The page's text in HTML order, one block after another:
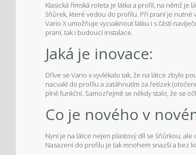
Klasická římská roleta je látka a profil, na němž
šňůrek, které vedou do profilu. Při praní je nutné
Vario X umožňuje vycvaknout látku i s částí
praní, tak i budoucí instalace.
Jaká je inovace:
Dříve se Vario x vyvlékalo tak, že na látce zbylo
nacvakl do profilu a zatáhnutím za řetízek
plně funkční. Samozřejmě se někdy stalo, že se
Co je nového v
Nyní je na látce nejen plastový díl se šňůrkou,
Nasazení do profilu je tak mnohem snazší a bez